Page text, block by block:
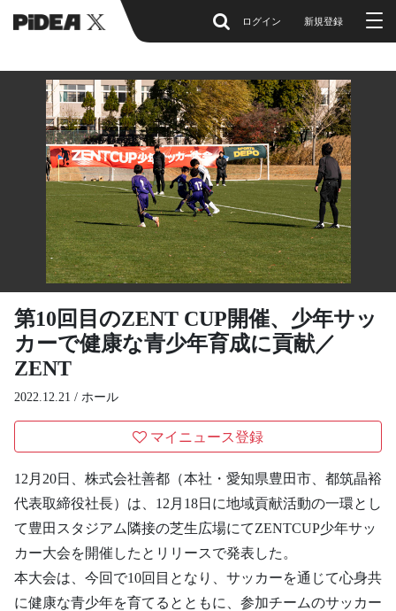
ログイン 新規登録
第10回目のZENT CUP開催、少年サッ
カーで健康な青少年育成に貢献／
ZENT
2022.12.21 / ホール
マイニュース登録
12月20日、株式会社善都（本社・愛知県豊田市、都筑晶裕
代表取締役社長）は、12月18日に地域貢献活動の一環とし
て豊田スタジアム隣接の芝生広場にてZENTCUP少年サッ
カー大会を開催したとリリースで発表した。
本大会は、今回で10回目となり、サッカーを通じて心身共
に健康な青少年を育てるとともに、参加チームのサッカー